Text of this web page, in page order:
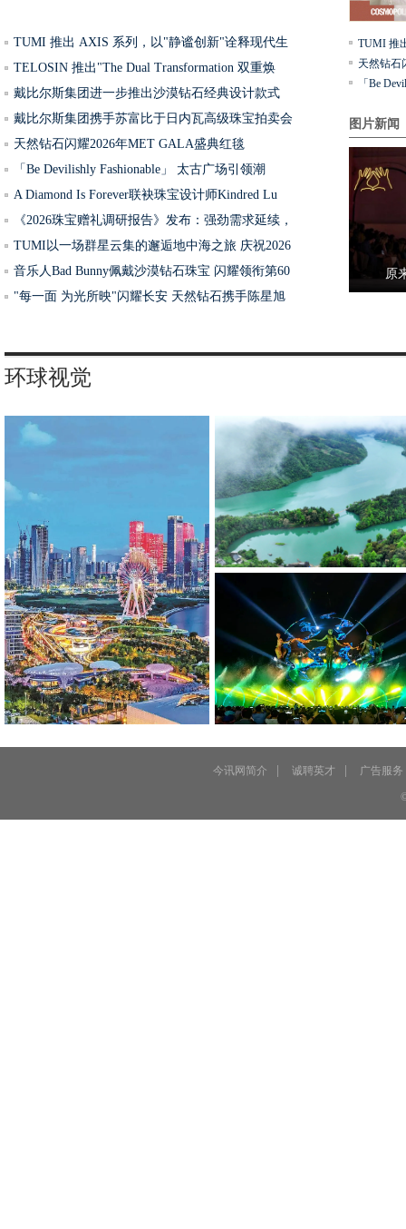
TUMI 推出 AXIS 系列，以"静谧创新"诠释现代生
TELOSIN 推出"The Dual Transformation 双重焕
戴比尔斯集团进一步推出沙漠钻石经典设计款式
戴比尔斯集团携手苏富比于日内瓦高级珠宝拍卖会
天然钻石闪耀2026年MET GALA盛典红毯
「Be Devilishly Fashionable」 太古广场引领潮
A Diamond Is Forever联袂珠宝设计师Kindred Lu
《2026珠宝赠礼调研报告》发布：强劲需求延续，
TUMI以一场群星云集的邂逅地中海之旅 庆祝2026
音乐人Bad Bunny佩戴沙漠钻石珠宝 闪耀领衔第60
"每一面 为光所映"闪耀长安 天然钻石携手陈星旭
TUMI 推
天然钻石
「Be
图片新闻
原
今年“
适当
想必绝
环球视觉
今讯网简介 诚聘英才 广告服务